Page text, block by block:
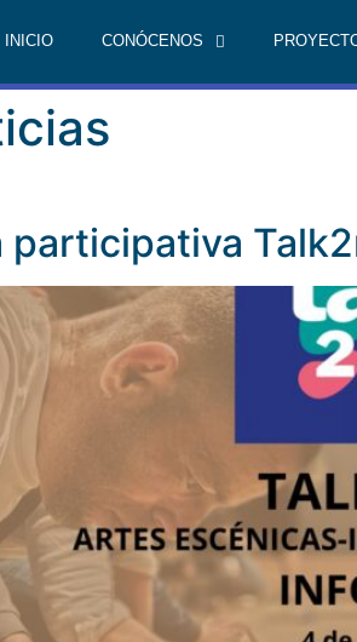
INICIO CONÓCENOS
participativa